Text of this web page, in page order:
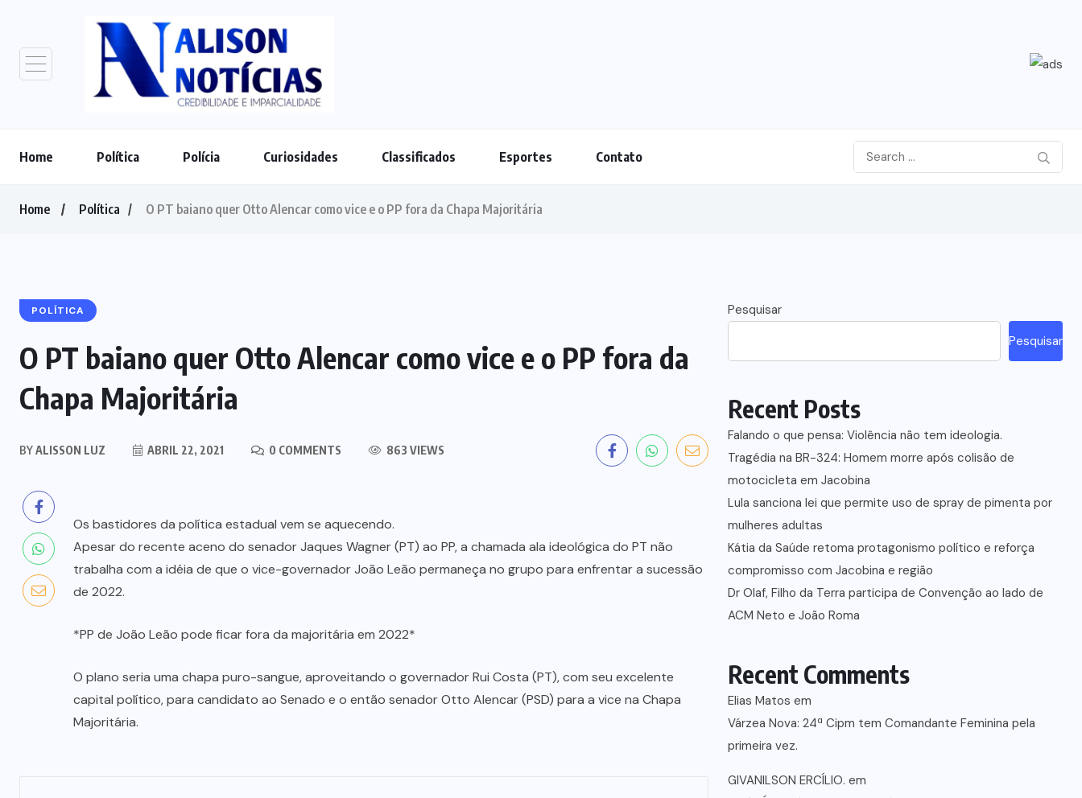
Home Política Polícia Curiosidades Classificados Esportes Contato
Home Política O PT baiano quer Otto Alencar como vice e o PP fora da Chapa Majoritária
POLÍTICA
O PT baiano quer Otto Alencar como vice e o PP fora da
Chapa Majoritária
BYALISSON LUZ ABRIL 22, 2021 0 COMMENTS 863 VIEWS
Os bastidores da política estadual vem se aquecendo.
Apesar do recente aceno do senador Jaques Wagner (PT) ao PP, a chamada ala ideológica do PT não
trabalha com a idéia de que o vice-governador João Leão permaneça no grupo para enfrentar a sucessão
de 2022.
*PP de João Leão pode ficar fora da majoritária em 2022*
O plano seria uma chapa puro-sangue, aproveitando o governador Rui Costa (PT), com seu excelente
capital político, para candidato ao Senado e o então senador Otto Alencar (PSD) para a vice na Chapa
Majoritária.
Pesquisar
Pesquisar
Recent Posts
Falando o que pensa: Violência não tem ideologia.
Tragédia na BR-324: Homem morre após colisão de
motocicleta em Jacobina
Lula sanciona lei que permite uso de spray de pimenta por
mulheres adultas
Kátia da Saúde retoma protagonismo político e reforça
compromisso com Jacobina e região
Dr Olaf, Filho da Terra participa de Convenção ao lado de
ACM Neto e João Roma
Recent Comments
Elias Matos em
Várzea Nova: 24ª Cipm tem Comandante Feminina pela
primeira vez.
GIVANILSON ERCÍLIO. em